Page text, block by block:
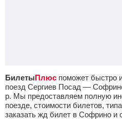
БилетыПлюс поможет быстро
поезд Сергиев Посад —
р. Мы предоставляем полную
поезде, стоимости билетов,
заказать жд билет в Софрино и